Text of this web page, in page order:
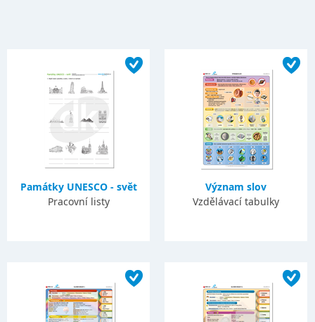
Památky UNESCO - svět
Pracovní listy
Význam slov
Vzdělávací tabulky